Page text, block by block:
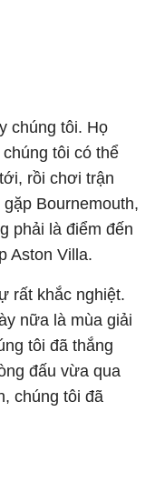
chúng tôi. Họ
tôi có thể
rồi chơi trận
Bournemouth,
phải là điểm đến
Aston Villa.
rất khắc nghiệt.
nữa là mùa giải
tôi đã thắng
đấu vừa qua
chúng tôi đã